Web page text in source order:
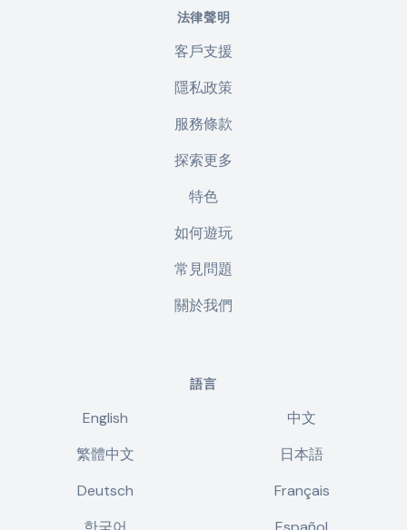
法律聲明
客戶支援
隱私政策
服務條款
探索更多
特色
如何遊玩
常見問題
關於我們
語言
English
中文
繁體中文
日本語
Deutsch
Français